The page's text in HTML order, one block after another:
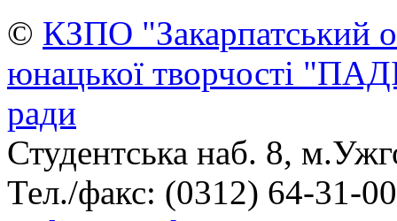
© КЗПО "Закарпатський
юнацької творчості
ради
Студентська наб. 8,
Тел./факс: (0312) 64-31-